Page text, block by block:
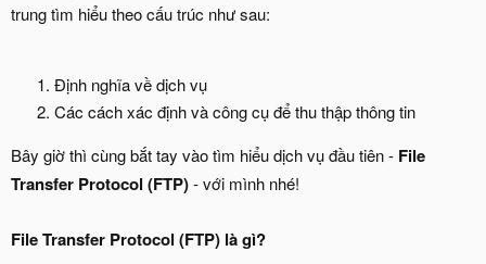
trung tìm hiểu theo cấu trúc như sau:
Định nghĩa về dịch vụ
Các cách xác định và công cụ để thu thập thông tin
Bây giờ thì cùng bắt tay vào tìm hiểu dịch vụ đầu tiên - File
Transfer Protocol (FTP)- với mình nhé!
File Transfer Protocol (FTP) là gì?